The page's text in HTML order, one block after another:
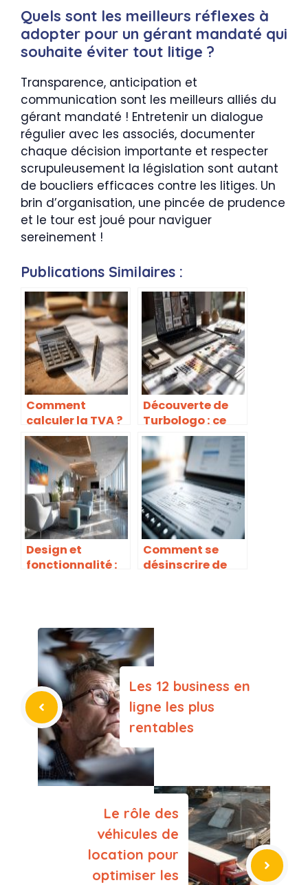
Quels sont les meilleurs réflexes à
adopter pour un gérant mandaté qui
souhaite éviter tout litige ?
Transparence, anticipation et
communication sont les meilleurs alliés du
gérant mandaté ! Entretenir un dialogue
régulier avec les associés, documenter
chaque décision importante et respecter
scrupuleusement la législation sont autant
de boucliers efficaces contre les litiges. Un
brin d’organisation, une pincée de prudence
et le tour est joué pour naviguer
sereinement !
Publications Similaires :
Comment
calculer la TVA ?
Découverte de
Turbologo : ce
que vous devez
savoir avant de
créer votre logo
Design et
fonctionnalité :
Comment se
désinscrire de
Les 12 business en
ligne les plus
rentables
Le rôle des
véhicules de
location pour
optimiser les